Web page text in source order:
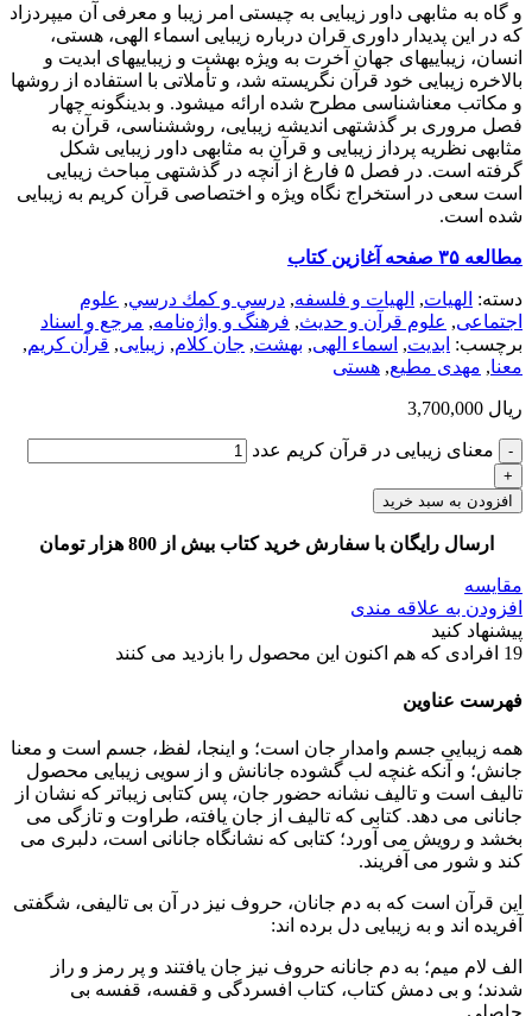
و گاه به مثابه­ی داور زیبایی به چیستی امر زیبا و معرفی آن می­پردزاد
که در این پدیدار داوری قران درباره زیبایی اسماء الهی، هستی،
انسان، زیبایی­های جهان آخرت به ویژه بهشت و زیبایی­های ابدیت و
بالاخره زیبایی خود قرآن نگریسته شد، و تأملاتی با استفاده از روش­ها
و مکاتب معناشناسی مطرح شده ارائه می­شود. و بدین­گونه چهار
فصل مروری بر گذشته­ی اندیشه زیبایی، روش­شناسی، قرآن به
مثابه­ی نظریه پرداز زیبایی و قرآن به مثابه­ی داور زیبایی شکل
گرفته است. در فصل ۵ فارغ از آنچه در گذشته­ی مباحث زیبایی
است سعی در استخراج نگاه ویژه و اختصاصی قرآن کریم به زیبایی
شده است.
مطالعه ۳۵ صفحه آغازین کتاب
دسته: الهيات, الهیات و فلسفه, درسي و كمك درسي, علوم
اجتماعی, علوم قرآن و حدیث, فرهنگ و واژه‌نامه, مرجع و اسناد
برچسب: ابدیت, اسماء الهی, بهشت, جان کلام, زیبایی, قرآن کریم,
معنا, مهدی مطیع, هستی
ریال
معنای زیبایی در قرآن کریم عدد
افزودن به سبد خرید
ارسال رایگان با سفارش خرید کتاب بیش از 800 هزار تومان
مقایسه
افزودن به علاقه مندی
پیشنهاد کنید
19 افرادی که هم اکنون این محصول را بازدید می کنند
فهرست عناوین
همه زیبایی جسم وامدار جان است؛ و اینجا، لفظ، جسم است و معنا
جانش؛ و آنکه غنچه لب گشوده جانانش و از سویی زیبایی محصول
تالیف است و تالیف نشانه حضور جان، پس کتابی زیباتر که نشان از
جانانی می دهد. کتابی که تالیف از جان یافته، طراوت و تازگی می
بخشد و رویش می آورد؛ کتابی که نشانگاه جانانی است، دلبری می
کند و شور می آفریند.
این قرآن است که به دم جانان، حروف نیز در آن بی تالیفی، شگفتی
آفریده اند و به زیبایی دل برده اند:
الف لام میم؛ به دم جانانه حروف نیز جان یافتند و پر رمز و راز
شدند؛ و بی دمش کتاب، کتاب افسردگی و قفسه، قفسه بی